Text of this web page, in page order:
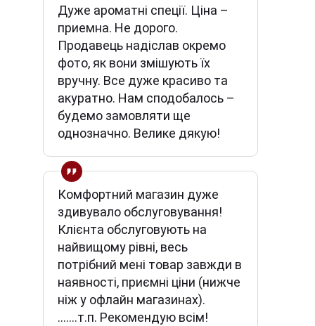
Дуже ароматні спеції. Ціна –
приемна. Не дорого.
Продавець надіслав окремо
фото, як вони змішують їх
вручну. Все дуже красиво та
акуратно. Нам сподобалось –
будемо замовляти ще
однозначно. Велике дякую!
Комфортний магазин дуже
здивувало обслуговування!
Клієнта обслуговують на
найвищому рівні, весь
потрібний мені товар завжди в
наявності, приємні ціни (нижче
ніж у офлайн магазинах).
.......т.п. Рекомендую всім!